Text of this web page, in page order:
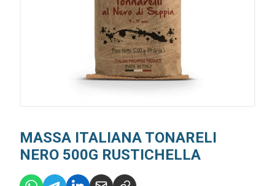
MASSA ITALIANA TONARELI
NERO 500G RUSTICHELLA